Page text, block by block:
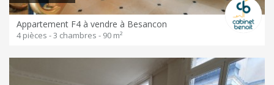
Appartement F4 à vendre à Besancon
4 pièces - 3 chambres - 90 m²